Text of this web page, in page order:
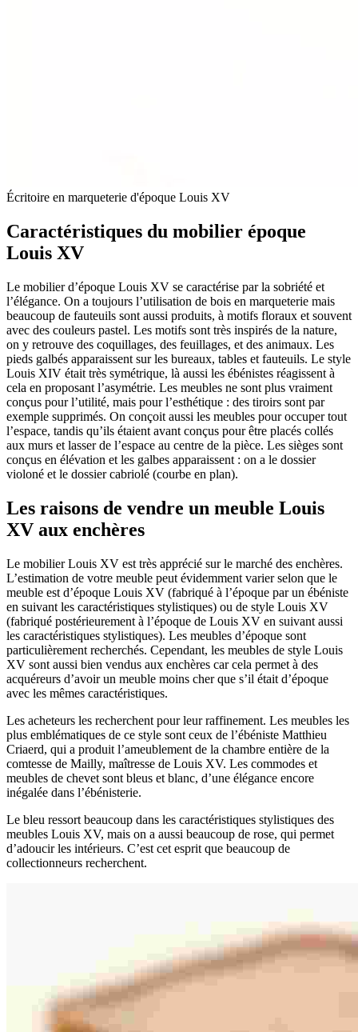
Écritoire en marqueterie d'époque Louis XV
Caractéristiques du mobilier époque
Louis XV
Le mobilier d’époque Louis XV se caractérise par la sobriété et
l’élégance. On a toujours l’utilisation de bois en marqueterie mais
beaucoup de fauteuils sont aussi produits, à motifs floraux et souvent
avec des couleurs pastel. Les motifs sont très inspirés de la nature,
on y retrouve des coquillages, des feuillages, et des animaux. Les
pieds galbés apparaissent sur les bureaux, tables et fauteuils. Le style
Louis XIV était très symétrique, là aussi les ébénistes réagissent à
cela en proposant l’asymétrie. Les meubles ne sont plus vraiment
conçus pour l’utilité, mais pour l’esthétique : des tiroirs sont par
exemple supprimés. On conçoit aussi les meubles pour occuper tout
l’espace, tandis qu’ils étaient avant conçus pour être placés collés
aux murs et lasser de l’espace au centre de la pièce. Les sièges sont
conçus en élévation et les galbes apparaissent : on a le dossier
violoné et le dossier cabriolé (courbe en plan).
Les raisons de vendre un meuble Louis
XV aux enchères
Le mobilier Louis XV est très apprécié sur le marché des enchères.
L’estimation de votre meuble peut évidemment varier selon que le
meuble est d’époque Louis XV (fabriqué à l’époque par un ébéniste
en suivant les caractéristiques stylistiques) ou de style Louis XV
(fabriqué postérieurement à l’époque de Louis XV en suivant aussi
les caractéristiques stylistiques). Les meubles d’époque sont
particulièrement recherchés. Cependant, les meubles de style Louis
XV sont aussi bien vendus aux enchères car cela permet à des
acquéreurs d’avoir un meuble moins cher que s’il était d’époque
avec les mêmes caractéristiques.
Les acheteurs les recherchent pour leur raffinement. Les meubles les
plus emblématiques de ce style sont ceux de l’ébéniste Matthieu
Criaerd, qui a produit l’ameublement de la chambre entière de la
comtesse de Mailly, maîtresse de Louis XV. Les commodes et
meubles de chevet sont bleus et blanc, d’une élégance encore
inégalée dans l’ébénisterie.
Le bleu ressort beaucoup dans les caractéristiques stylistiques des
meubles Louis XV, mais on a aussi beaucoup de rose, qui permet
d’adoucir les intérieurs. C’est cet esprit que beaucoup de
collectionneurs recherchent.